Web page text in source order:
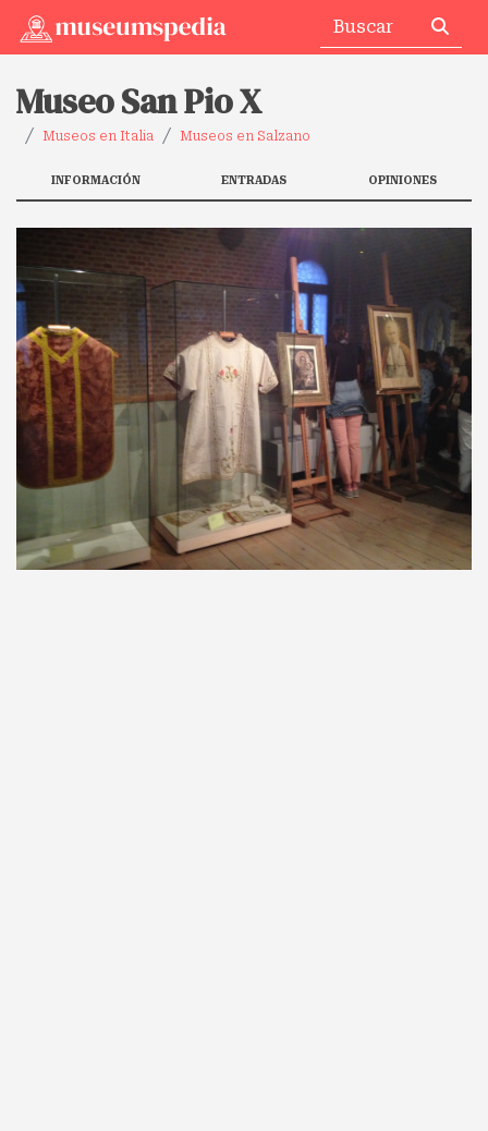
Museo San Pio X
Museos en Italia Museos en Salzano
INFORMACIÓN ENTRADAS OPINIONES